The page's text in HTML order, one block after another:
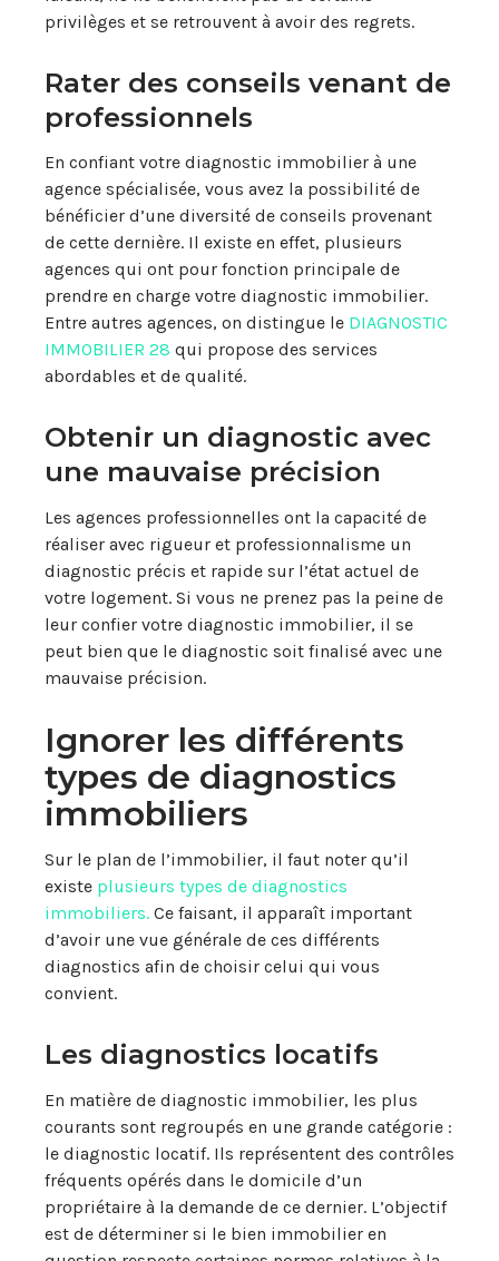
privilèges et se retrouvent à avoir des regrets.
Rater des conseils venant de
professionnels
En confiant votre diagnostic immobilier à une
agence spécialisée, vous avez la possibilité de
bénéficier d’une diversité de conseils provenant
de cette dernière. Il existe en effet, plusieurs
agences qui ont pour fonction principale de
prendre en charge votre diagnostic immobilier.
Entre autres agences, on distingue le DIAGNOSTIC
IMMOBILIER 28 qui propose des services
abordables et de qualité.
Obtenir un diagnostic avec
une mauvaise précision
Les agences professionnelles ont la capacité de
réaliser avec rigueur et professionnalisme un
diagnostic précis et rapide sur l’état actuel de
votre logement. Si vous ne prenez pas la peine de
leur confier votre diagnostic immobilier, il se
peut bien que le diagnostic soit finalisé avec une
mauvaise précision.
Ignorer les différents
types de diagnostics
immobiliers
Sur le plan de l’immobilier, il faut noter qu’il
existe plusieurs types de diagnostics
immobiliers. Ce faisant, il apparaît important
d’avoir une vue générale de ces différents
diagnostics afin de choisir celui qui vous
convient.
Les diagnostics locatifs
En matière de diagnostic immobilier, les plus
courants sont regroupés en une grande catégorie :
le diagnostic locatif. Ils représentent des contrôles
fréquents opérés dans le domicile d’un
propriétaire à la demande de ce dernier. L’objectif
est de déterminer si le bien immobilier en